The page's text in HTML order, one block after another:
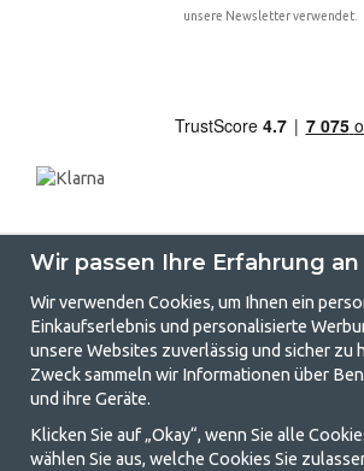
unsere Newsletter verwendet.
GetCamping.de - Ihr
Camping und
Camping kann entweder ein Lebensstil sein
Wir passen Ihre Erfahrung an
Wir verwenden Cookies, um Ihnen ein
Einkaufserlebnis und personalisierte
unsere Websites zuverlässig und sicher zu
Zweck sammeln wir Informationen über
und ihre Geräte.
Klicken Sie auf „Okay“, wenn Sie alle
wählen Sie aus, welche Cookies Sie